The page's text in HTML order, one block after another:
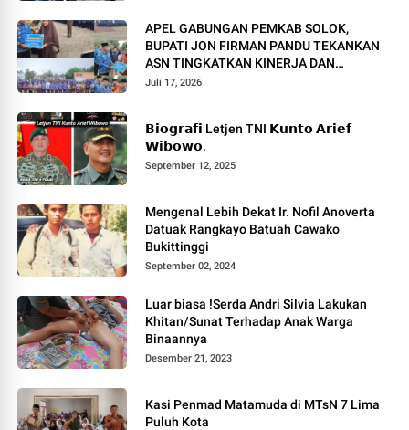
APEL GABUNGAN PEMKAB SOLOK,
BUPATI JON FIRMAN PANDU TEKANKAN
ASN TINGKATKAN KINERJA DAN
PELAYANAN MASYARAKAT.
Juli 17, 2026
𝗕𝗶𝗼𝗴𝗿𝗮𝗳𝗶 Letjen TNI 𝗞𝘂𝗻𝘁𝗼 𝗔𝗿𝗶𝗲𝗳
𝗪𝗶𝗯𝗼𝘄𝗼.
September 12, 2025
Mengenal Lebih Dekat Ir. Nofil Anoverta
Datuak Rangkayo Batuah Cawako
Bukittinggi
September 02, 2024
Luar biasa !Serda Andri Silvia Lakukan
Khitan/Sunat Terhadap Anak Warga
Binaannya
Desember 21, 2023
Kasi Penmad Matamuda di MTsN 7 Lima
Puluh Kota